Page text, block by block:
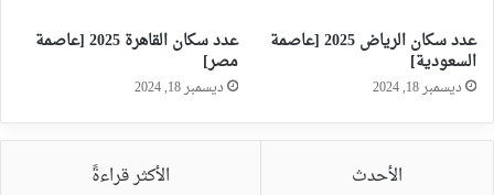
عدد سكان الرياض 2025 [عاصمة
السعودية]
ديسمبر 18, 2024
عدد سكان القاهرة 2025 [عاصمة
مصر]
ديسمبر 18, 2024
الأحدث الأكثر قراءةً